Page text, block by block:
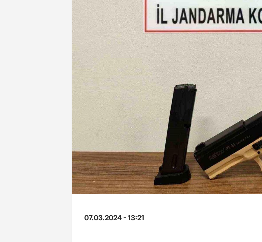
07.03.2024 - 13:21